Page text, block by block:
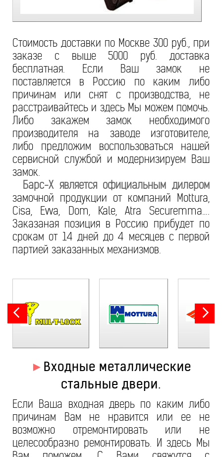
Стоимость доставки по Москве 300 руб., при
заказе с выше 5000 руб. доставка
бесплатная. Если Ваш замок не
поставляется в Россию по каким либо
причинам или снят с производства, не
расстраивайтесь и здесь Мы можем помочь.
Либо закажем замок необходимого
производителя на заводе изготовителе,
либо предложим воспользоваться нашей
сервисной службой и модернизируем Ваш
замок.
Барс-Х является официальным дилером
замочной продукции от компаний Mottura,
Cisa, Evva, Dom, Kale, Atra Securemma….
Заказаная позиция в Россию прибудет по
срокам от 14 дней до 4 месяцев с первой
партией заказанных механизмов.
► Входные металлические
стальные двери.
Если Ваша входная дверь по каким либо
причинам Вам не нравится или ее не
возможно отремонтировать или не
целесообразно ремонтировать. И здесь Мы